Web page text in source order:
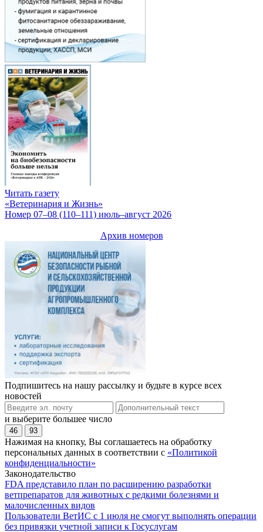
Читать газету
«Ветеринария и Жизнь»
Номер 07–08 (110–111) июль–август 2026
Архив номеров
Подпишитесь на нашу рассылку и будьте в курсе всех
новостей
и выберите большее число
46 93
Нажимая на кнопку, Вы соглашаетесь на обработку
персональных данных в соответствии с «Политикой
конфиденциальности»
Законодательство
FDA представило план по расширению разработки
ветпрепаратов для животных с редкими болезнями и
малочисленных видов
Пользователи ВетИС с 1 июля не смогут выполнять операции
без привязки учетной записи к Госуслугам